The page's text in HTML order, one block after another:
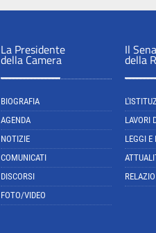
La Presidente
della Camera
BIOGRAFIA
AGENDA
NOTIZIE
COMUNICATI
DISCORSI
FOTO/VIDEO
Il
della
LAVORI
LEGGI E